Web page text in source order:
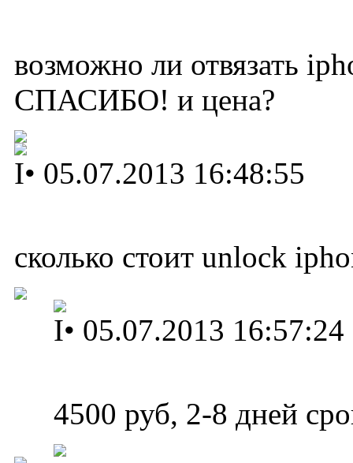
возможно ли отвязать
СПАСИБО! и цена?
I• 05.07.2013 16:48:55
сколько стоит unlock
I• 05.07.2013 16:57:24
4500 руб, 2-8 дней